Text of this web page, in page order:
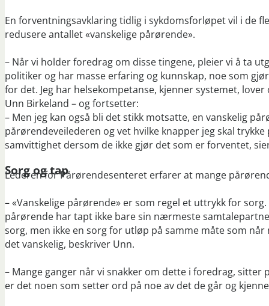
En forventningsavklaring tidlig i sykdomsforløpet vil i de
redusere antallet «vanskelige pårørende».
– Når vi holder foredrag om disse tingene, pleier vi å ta
politiker og har masse erfaring og kunnskap, noe som
for det. Jeg har helsekompetanse, kjenner systemet,
Unn Birkeland – og fortsetter:
– Men jeg kan også bli det stikk motsatte, en vanskelig
pårørendeveilederen og vet hvilke knapper jeg skal
samvittighet dersom de ikke gjør det som er forventet,
Sorg og tap
Lederen for Pårørendesenteret erfarer at mange
– «Vanskelige pårørende» er som regel et uttrykk for
pårørende har tapt ikke bare sin nærmeste
sorg, men ikke en sorg for utløp på samme måte som
det vanskelig, beskriver Unn.
– Mange ganger når vi snakker om dette i foredrag,
er det noen som setter ord på noe av det de går og